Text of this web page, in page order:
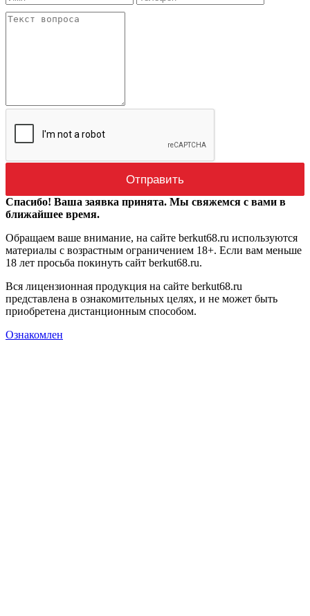
Спасибо! Ваша заявка принята. Мы свяжемся с вами в
ближайшее время.
Обращаем ваше внимание, на сайте berkut68.ru используются
материалы с возрастным ограничением 18+. Если вам меньше
18 лет просьба покинуть сайт berkut68.ru.
Вся лицензионная продукция на сайте berkut68.ru
представлена в ознакомительных целях, и не может быть
приобретена дистанционным способом.
Ознакомлен